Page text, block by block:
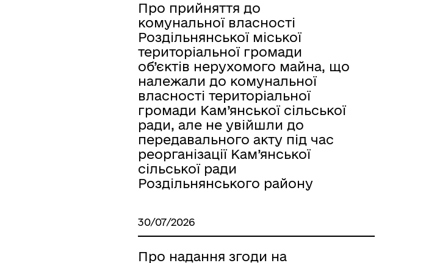
Книга пам'яті полеглих за
Розклад автобусів Роздільна-
Про прийняття до
комунальної власності
Роздільнянської міської
територіальної громади
об’єктів нерухомого майна, що
належали до комунальної
власності територіальної
громади Кам’янської сільської
ради, але не увійшли до
передавального акту під час
реорганізації Кам’янської
сільської ради
Роздільнянського району
30/07/2026
Про надання згоди на